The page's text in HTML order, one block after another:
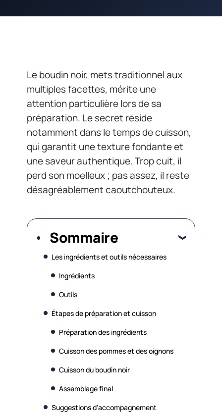
Le boudin noir, mets traditionnel aux
multiples facettes, mérite une
attention particulière lors de sa
préparation. Le secret réside
notamment dans le temps de cuisson,
qui garantit une texture fondante et
une saveur authentique. Trop cuit, il
perd son moelleux ; pas assez, il reste
désagréablement caoutchouteux.
Sommaire
Les ingrédients et outils nécessaires
Ingrédients
Outils
Étapes de préparation et cuisson
Préparation des ingrédients
Cuisson des pommes et des oignons
Cuisson du boudin noir
Assemblage final
Suggestions d’accompagnement